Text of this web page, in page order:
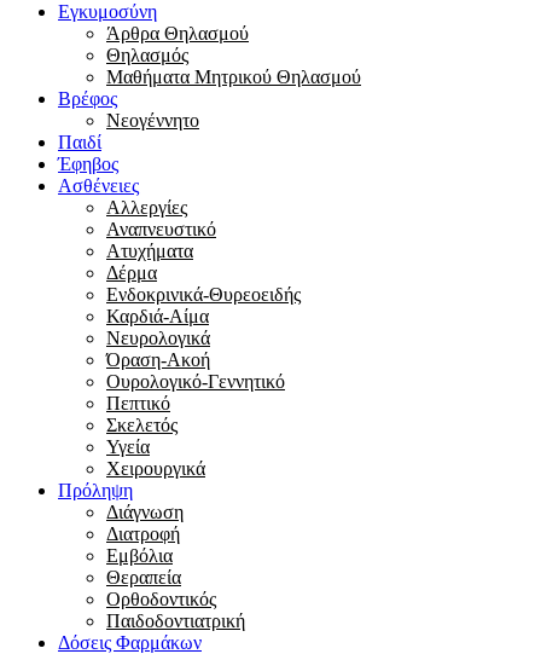
Εγκυμοσύνη
Άρθρα Θηλασμού
Θηλασμός
Μαθήματα Μητρικού Θηλασμού
Βρέφος
Νεογέννητο
Παιδί
Έφηβος
Ασθένειες
Αλλεργίες
Αναπνευστικό
Ατυχήματα
Δέρμα
Ενδοκρινικά-Θυρεοειδής
Καρδιά-Αίμα
Νευρολογικά
Όραση-Ακοή
Ουρολογικό-Γεννητικό
Πεπτικό
Σκελετός
Υγεία
Χειρουργικά
Πρόληψη
Διάγνωση
Διατροφή
Εμβόλια
Θεραπεία
Ορθοδοντικός
Παιδοδοντιατρική
Δόσεις Φαρμάκων